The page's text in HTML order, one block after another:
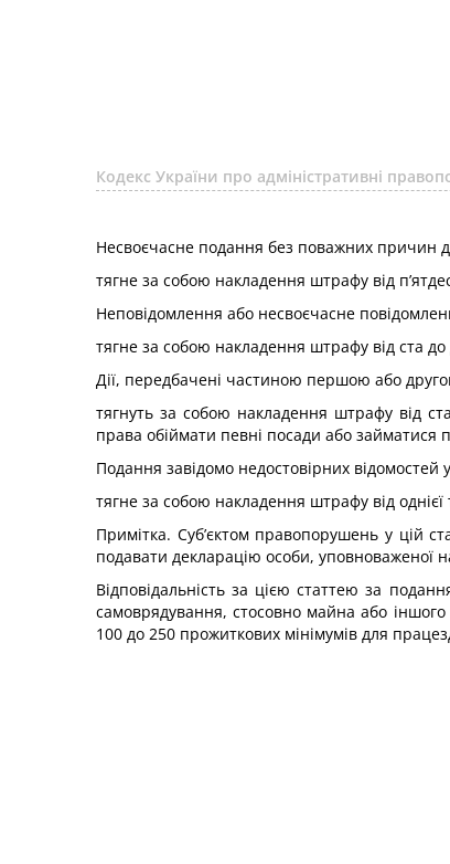
Кодекс України про адміністративні
Несвоєчасне подання без поважних причин
тягне за собою накладення штрафу від
Неповідомлення або несвоєчасне
тягне за собою накладення штрафу від ста
Дії, передбачені частиною першою або
тягнуть за собою накладення штрафу від
права обіймати певні посади або займатися
Подання завідомо недостовірних
тягне за собою накладення штрафу від однієї
Примітка. Суб’єктом правопорушень у цій
подавати декларацію особи, уповноваженої
Відповідальність за цією статтею за
самоврядування, стосовно майна або іншого
100 до 250 прожиткових мінімумів для